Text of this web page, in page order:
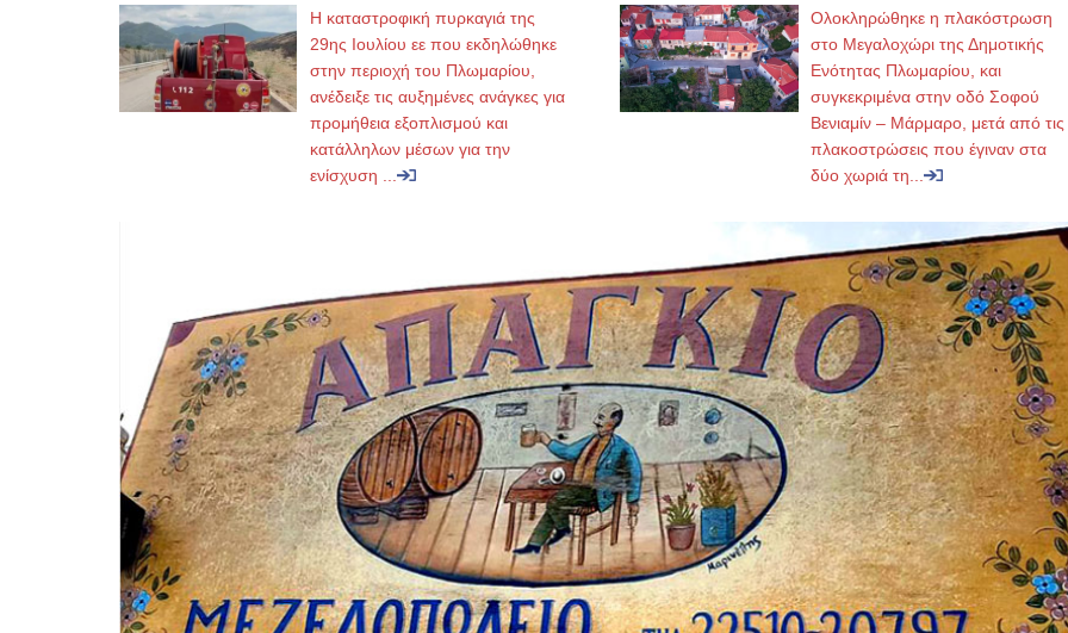
Η καταστροφική πυρκαγιά της
29ης Ιουλίου εε που εκδηλώθηκε
στην περιοχή του Πλωμαρίου,
ανέδειξε τις αυξημένες ανάγκες για
προμήθεια εξοπλισμού και
κατάλληλων μέσων για την
ενίσχυση ...
Ολοκληρώθηκε η πλακόστρωση
στο Μεγαλοχώρι της Δημοτικής
Ενότητας Πλωμαρίου, και
συγκεκριμένα στην οδό Σοφού
Βενιαμίν – Μάρμαρο, μετά από τις
πλακοστρώσεις που έγιναν στα
δύο χωριά τη...
Σταυρουλάκη-Γαλάτη Ιφιγένεια
Πτυχιούχος Φυσικοθεραπείας
ΑΤΕΙ Θεσσαλονίκης-PAMP
Σύμβαση με ΕΟΠΥΥ
Ασκληπιού 39 Χρυσομαλλούσα
Μυτιλήνη
τηλ. 22510-54898- 6977957180
Έλενα Μπούμπα
Στρατιωτικός Ιατρός
Διδ.Παν.Αθηνών
Διπλωματούχος Ευρ.Ακαδημίας
Πάρνηθας 95-97 Αχαρναί
2102467085 & 6938502258
email- elenboumpa@gmail.com